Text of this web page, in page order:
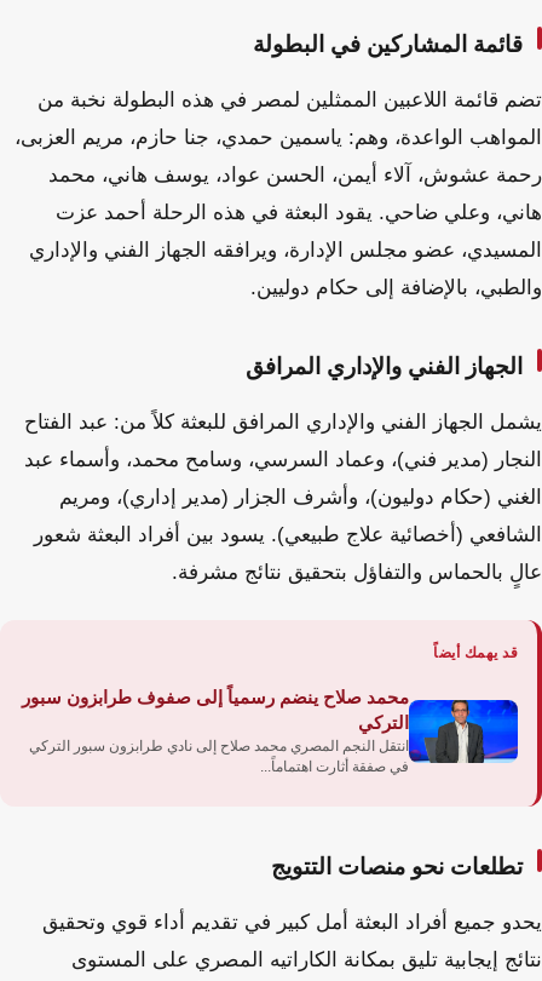
قائمة المشاركين في البطولة
تضم قائمة اللاعبين الممثلين لمصر في هذه البطولة نخبة من
المواهب الواعدة، وهم: ياسمين حمدي، جنا حازم، مريم العزبى،
رحمة عشوش، آلاء أيمن، الحسن عواد، يوسف هاني، محمد
هاني، وعلي ضاحي. يقود البعثة في هذه الرحلة أحمد عزت
المسيدي، عضو مجلس الإدارة، ويرافقه الجهاز الفني والإداري
والطبي، بالإضافة إلى حكام دوليين.
الجهاز الفني والإداري المرافق
يشمل الجهاز الفني والإداري المرافق للبعثة كلاً من: عبد الفتاح
النجار (مدير فني)، وعماد السرسي، وسامح محمد، وأسماء عبد
الغني (حكام دوليون)، وأشرف الجزار (مدير إداري)، ومريم
الشافعي (أخصائية علاج طبيعي). يسود بين أفراد البعثة شعور
عالٍ بالحماس والتفاؤل بتحقيق نتائج مشرفة.
قد يهمك أيضاً
محمد صلاح ينضم رسمياً إلى صفوف طرابزون سبور
التركي
انتقل النجم المصري محمد صلاح إلى نادي طرابزون سبور التركي
في صفقة أثارت اهتماماً...
تطلعات نحو منصات التتويج
يحدو جميع أفراد البعثة أمل كبير في تقديم أداء قوي وتحقيق
نتائج إيجابية تليق بمكانة الكاراتيه المصري على المستوى